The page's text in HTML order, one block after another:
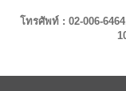
โทรศัพท์ : 02-006-